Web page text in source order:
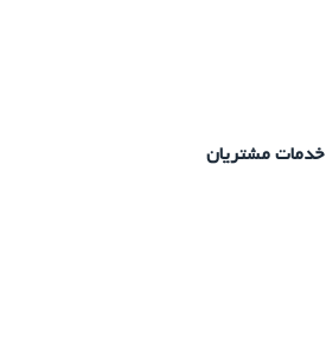
خدمات مشتریان